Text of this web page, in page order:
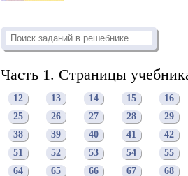
Часть 1. Страницы
12 13 14 15 16
25
26 27 28 29
38
39 40 41 42
51
52 53 54 55
64
65 66 67 68